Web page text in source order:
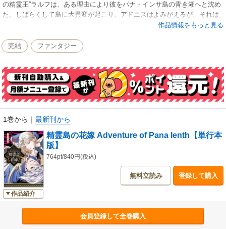
の精霊王”ラルフは、ある理由により彼をパナ・インサ島の青き湖へと沈め
た。しばらくして島に大異変が起こり、アドニスはよみがえるが、それは
かつて“精霊戦争”にて“光の精霊王”に負けた“肉霊・ジン”が反撃する好機と
たなる仲間たちと共に過酷な運命に立ち向かっていく……
作品情報をもっと見る
完結 ファンタジー
1巻から ｜ 最新刊から
作品紹介
精霊島の花嫁 Adventure of Pana Ienth【単行本
版】
764pt/840円(税込)
無料立読み 登録して購入
会員登録して全巻購入